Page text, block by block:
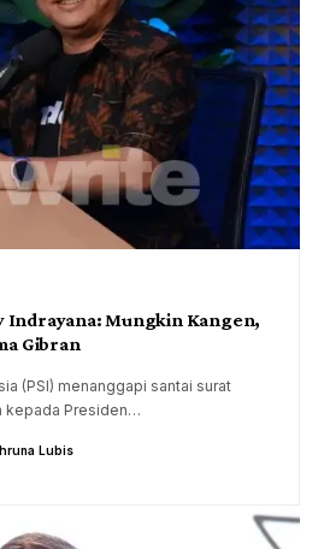
Indrayana: Mungkin Kangen,
Gibran
(PSI) menanggapi santai surat
kepada Presiden…
Lubis